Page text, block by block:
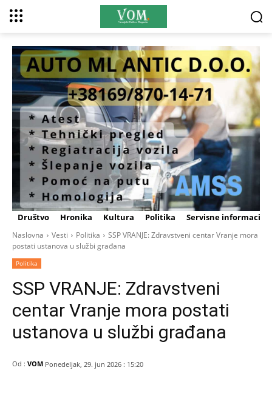
Društvo Hronika Kultura Politika Servisne informacije
Naslovna Vesti Politika
SSP VRANJE: Zdravstveni centar Vranje mora
postati ustanova u službi građana
Politika
SSP VRANJE: Zdravstveni
centar Vranje mora postati
ustanova u službi građana
Od : VOM Ponedeljak, 29. jun 2026 : 15:20